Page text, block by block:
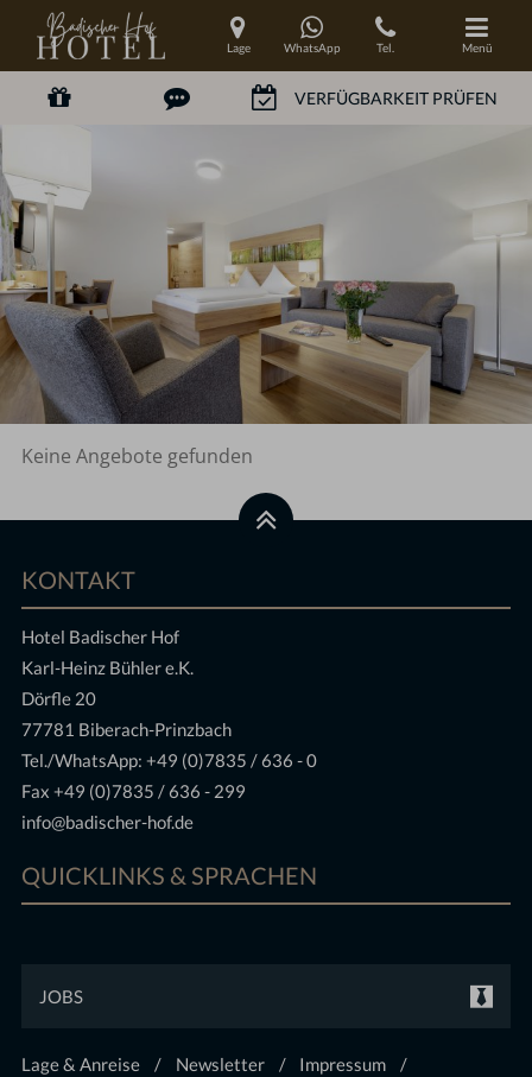
Lage WhatsApp Tel. Menü
Keine Angebote gefunden
KONTAKT
Hotel Badischer Hof
Karl-Heinz Bühler e.K.
Dörfle 20
77781 Biberach-Prinzbach
Tel./WhatsApp:+49 (0)7835 / 636 - 0
Fax +49 (0)7835 / 636 - 299
info@badischer-hof.de
QUICKLINKS & SPRACHEN
JOBS
Lage & Anreise Newsletter
Impressum